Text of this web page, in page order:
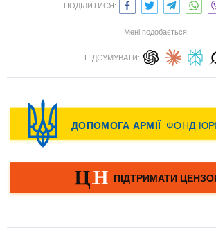
ПОДІЛИТИСЯ:
Мені подобається
ПІДСУМУВАТИ: